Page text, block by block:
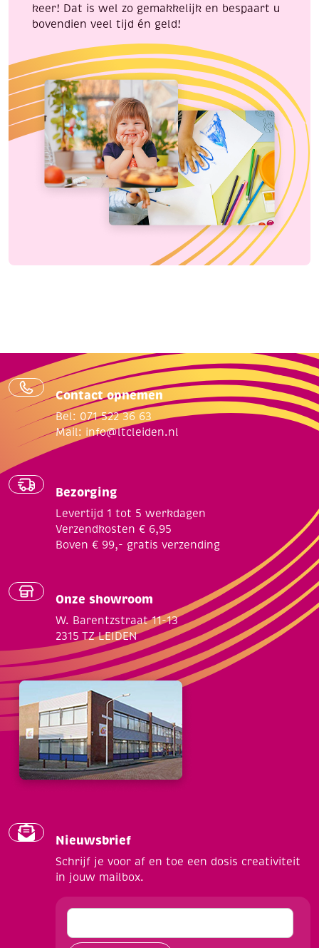
keer! Dat is wel zo gemakkelijk en bespaart u
bovendien veel tijd én geld!
Contact opnemen
Bel: 071 522 36 63
Mail: info@ltcleiden.nl
Bezorging
Levertijd 1 tot 5 werkdagen
Verzendkosten € 6,95
Boven € 99,- gratis verzending
Onze showroom
W. Barentzstraat 11-13
2315 TZ LEIDEN
Nieuwsbrief
Schrijf je voor af en toe een dosis creativiteit
in jouw mailbox.